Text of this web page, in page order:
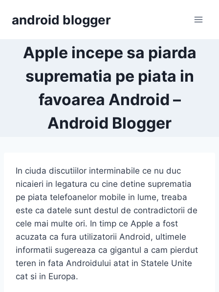
android blogger
Apple incepe sa piarda
suprematia pe piata in
favoarea Android –
Android Blogger
In ciuda discutiilor interminabile ce nu duc
nicaieri in legatura cu cine detine suprematia
pe piata telefoanelor mobile in lume, treaba
este ca datele sunt destul de contradictorii de
cele mai multe ori. In timp ce Apple a fost
acuzata ca fura utilizatorii Android, ultimele
informatii sugereaza ca gigantul a cam pierdut
teren in fata Androidului atat in Statele Unite
cat si in Europa.